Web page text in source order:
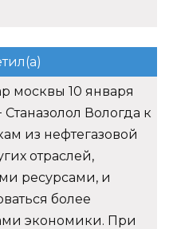
москвы 10 января
Вологда к
из нефтегазовой
отраслей,
ресурсами, и
более
экономики. При